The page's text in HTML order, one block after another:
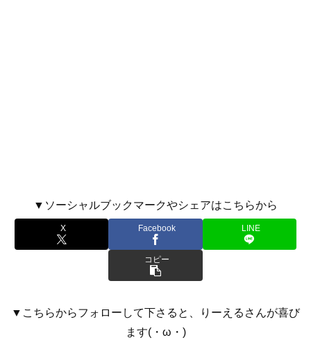
▼ソーシャルブックマークやシェアはこちらから
X Facebook LINE
コピー
▼こちらからフォローして下さると、りーえるさんが喜び
ます(・ω・)